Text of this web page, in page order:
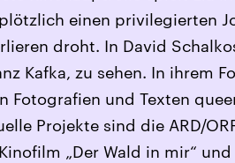
einen privilegierten
droht. In David
Kafka, zu sehen. In ihrem
Fotografien und Texten
Projekte sind die ARD/
„Der Wald in mir“ und